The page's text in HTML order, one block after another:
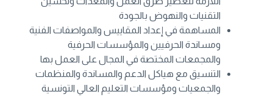
التقنيات والنهوض بالجودة
المساهمة في إعداد المقاييس والمواصفات الفنية
ومساندة الحرفيين والمؤسسات الحرفية
والمجمعات المختصة في المجال على العمل بها
التنسيق مع هياكل الدعم والمساندة والمنظمات
والجمعيات ومؤسسات التعليم العالي التونسية